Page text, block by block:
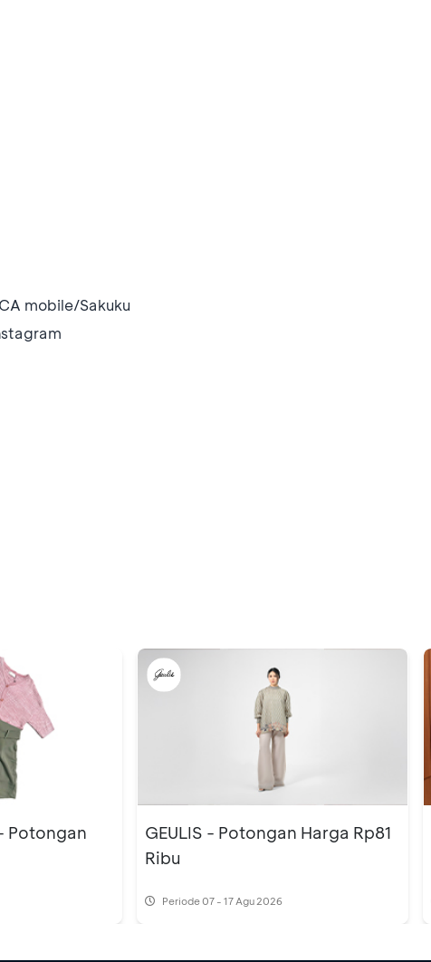
mobile/Sakuku
Potongan
GEULIS - Potongan Harga Rp81
Ribu
Periode07 - 17 Agu 2026